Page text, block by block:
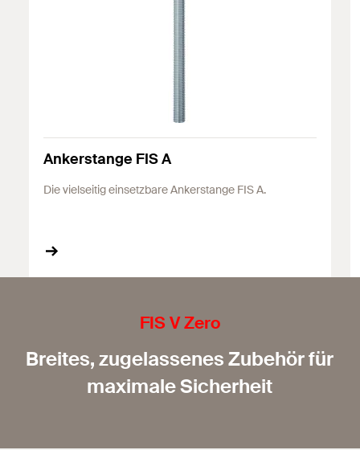
Ankerstange FIS A
Die vielseitig einsetzbare Ankerstange FIS A.
FIS V Zero
Breites, zugelassenes Zubehör für
maximale Sicherheit